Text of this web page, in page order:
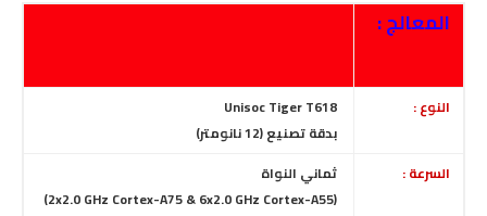
المعالج :
النوع :
بدقة تصنيع (12 نانومتر)
السرعة :
ثماني النواة
(2x2.0 GHz Cortex-A75 & 6x2.0 GHz Cortex-A55)